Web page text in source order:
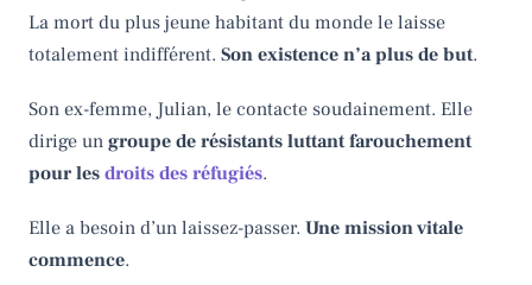
La mort du plus jeune habitant du monde le laisse
totalement indifférent. Son existence n’a plus de but.
Son ex-femme, Julian, le contacte soudainement. Elle
dirige un groupe de résistants luttant farouchement
pour les droits des réfugiés.
Elle a besoin d’un laissez-passer. Une mission vitale
commence.